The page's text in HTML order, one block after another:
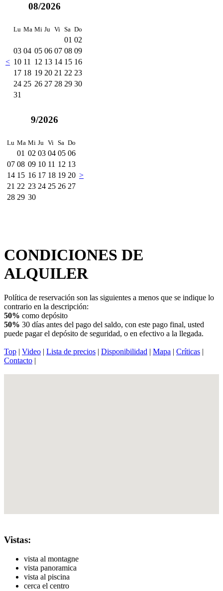
08/2026
<
Lu Ma Mi Ju Vi Sa Do
01 02
03 04 05 06 07 08 09
10 11 12 13 14 15 16
17 18 19 20 21 22 23
24 25 26 27 28 29 30
31
9/2026
Lu Ma Mi Ju Vi Sa Do
01 02 03 04 05 06
07 08 09 10 11 12 13
14 15 16 17 18 19 20
21 22 23 24 25 26 27
28 29 30
>
CONDICIONES DE
ALQUILER
Política de reservación son las siguientes a menos que se indique lo
contrario en la descripción:
50% como depósito
50% 30 días antes del pago del saldo, con este pago final, usted
puede pagar el depósito de seguridad, o en efectivo a la llegada.
Top | Video | Lista de precios | Disponibilidad | Mapa | Críticas |
Contacto |
Vistas:
vista al montagne
vista panoramica
vista al piscina
cerca el centro